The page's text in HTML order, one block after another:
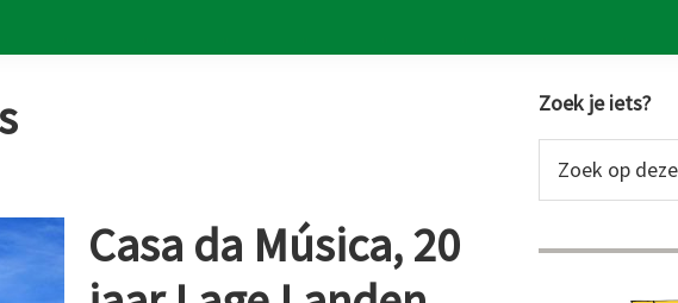
Casa da Música, 20
Primaire
Sidebar
Zoek je iets?
op
website